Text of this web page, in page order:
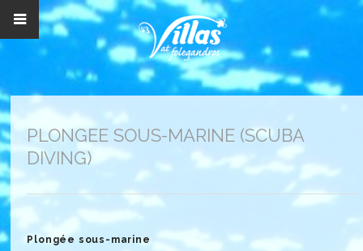
PLONGEE SOUS-MARINE (SCUBA
DIVING)
Plongée sous-marine